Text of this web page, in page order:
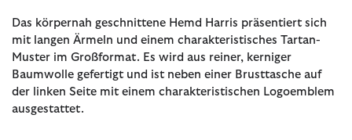
Das körpernah geschnittene Hemd Harris präsentiert sich
mit langen Ärmeln und einem charakteristisches Tartan-
Muster im Großformat. Es wird aus reiner, kerniger
Baumwolle gefertigt und ist neben einer Brusttasche auf
der linken Seite mit einem charakteristischen Logoemblem
ausgestattet.